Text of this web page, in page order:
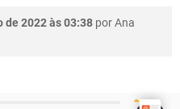
de 2022 às 03:38 porAna